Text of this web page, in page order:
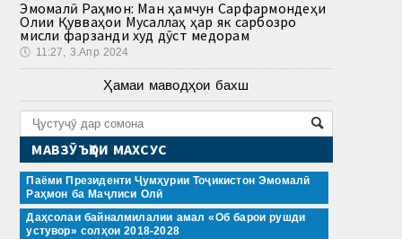
Эмомалӣ Раҳмон: Ман ҳамчун Сарфармондеҳи
Олии Қувваҳои Мусаллаҳ ҳар як сарбозро
мисли фарзанди худ дӯст медорам
🕔 11:27, 3.Апр 2024
Ҳамаи маводҳои бахш
МАВЗӮЪҲОИ МАХСУС
Паёми Президенти Ҷумҳурии Тоҷикистон Эмомалӣ
Раҳмон ба Маҷлиси Олӣ
Даҳсолаи байналмилалии амал «Об барои рушди
устувор» солҳои 2018-2028